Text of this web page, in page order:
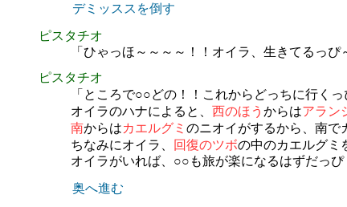
デミッススを倒す
ピスタチオ
「ひゃっほ～～～～！！オイラ、生きてるっ
ピスタチオ
「ところで○○どの！！これからどっちに行くっ
オイラのハナによると、 西のほう からはアラン
南からはカエルグミ のニオイがするから、南で
ちなみにオイラ、
回復のツボの中のカエルグミ
オイラがいれば、○○も旅が楽になるはずだっぴ
奥へ進む